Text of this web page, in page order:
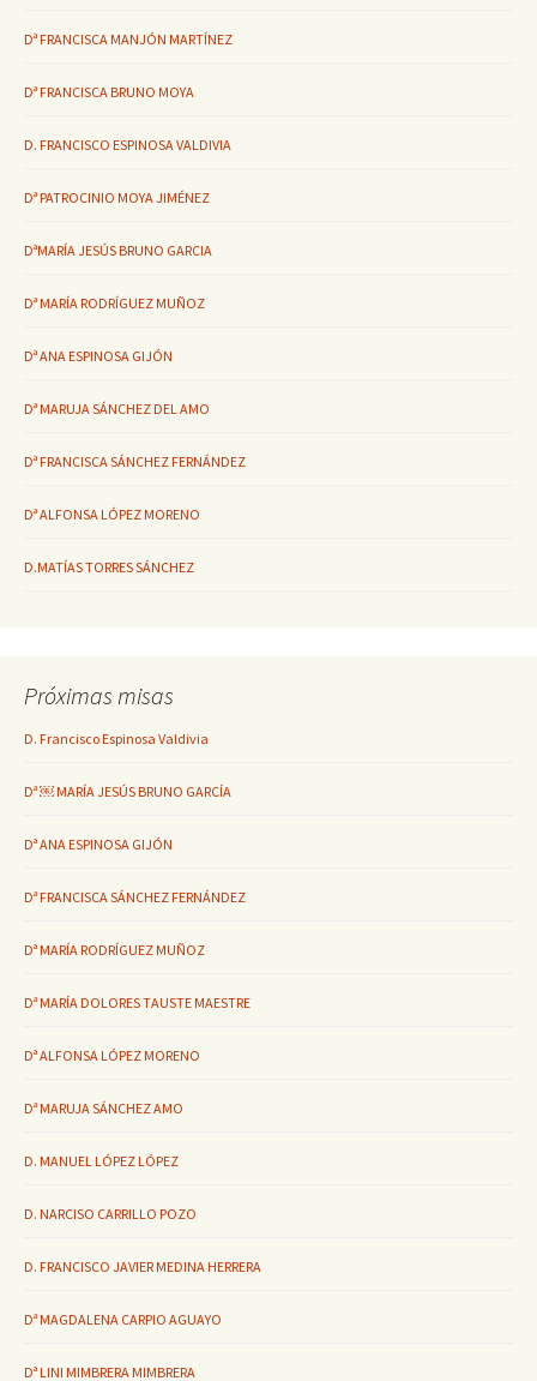
Dª FRANCISCA MANJÓN MARTÍNEZ
Dª FRANCISCA BRUNO MOYA
D. FRANCISCO ESPINOSA VALDIVIA
Dª PATROCINIO MOYA JIMÉNEZ
DªMARÍA JESÚS BRUNO GARCIA
Dª MARÍA RODRÍGUEZ MUÑOZ
Dª ANA ESPINOSA GIJÓN
Dª MARUJA SÁNCHEZ DEL AMO
Dª FRANCISCA SÁNCHEZ FERNÁNDEZ
Dª ALFONSA LÓPEZ MORENO
D.MATÍAS TORRES SÁNCHEZ
Próximas misas
D. Francisco Espinosa Valdivia
Dª ￼ MARÍA JESÚS BRUNO GARCÍA
Dª ANA ESPINOSA GIJÓN
Dª FRANCISCA SÁNCHEZ FERNÁNDEZ
Dª MARÍA RODRÍGUEZ MUÑOZ
Dª MARÍA DOLORES TAUSTE MAESTRE
Dª ALFONSA LÓPEZ MORENO
Dª MARUJA SÁNCHEZ AMO
D. MANUEL LÓPEZ LÓPEZ
D. NARCISO CARRILLO POZO
D. FRANCISCO JAVIER MEDINA HERRERA
Dª MAGDALENA CARPIO AGUAYO
Dª LINI MIMBRERA MIMBRERA